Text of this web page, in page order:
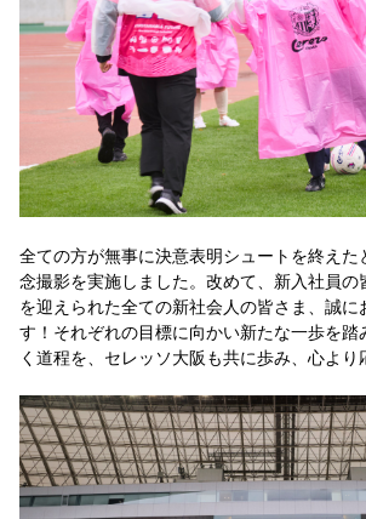
全ての方が無事に決意表明シュートを終えた
念撮影を実施しました。改めて、新入社員の
を迎えられた全ての新社会人の皆さま、誠に
す！それぞれの目標に向かい新たな一歩を踏
く道程を、セレッソ大阪も共に歩み、心より